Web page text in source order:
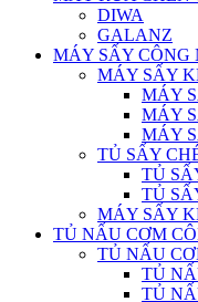
DIWA
GALANZ
MÁY SẤY CÔNG
MÁY SẤY
MÁY
MÁY
MÁY
TỦ SẤY
TỦ
TỦ
MÁY SẤY
TỦ NẤU CƠM
TỦ NẤU
TỦ
TỦ